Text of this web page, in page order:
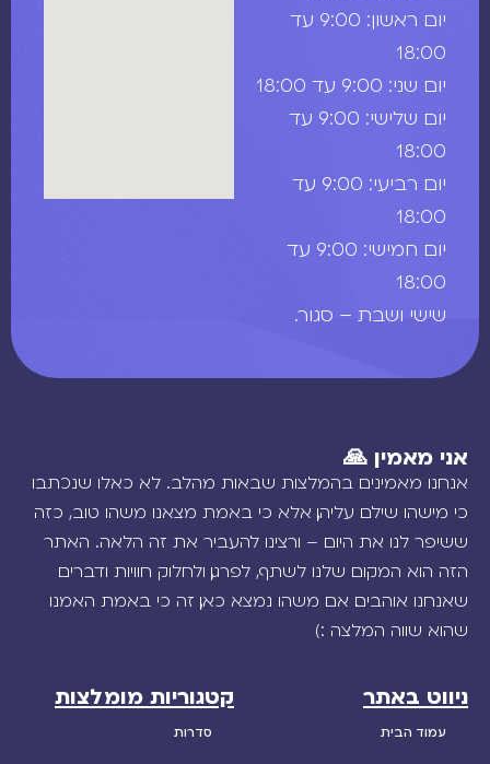
יום ראשון: 9:00 עד
18:00
יום שני: 9:00 עד 18:00
יום שלישי: 9:00 עד
18:00
יום רביעי: 9:00 עד
18:00
יום חמישי: 9:00 עד
18:00
שישי ושבת – סגור.
אני מאמין 🙏
אנחנו מאמינים בהמלצות שבאות מהלב. לא כאלו שנכתבו
כי מישהו שילם עליהן, אלא כי באמת מצאנו משהו טוב, כזה
ששיפר לנו את היום – ורצינו להעביר את זה הלאה. האתר
הזה הוא המקום שלנו לשתף, לפרגן, ולחלוק חוויות ודברים
שאנחנו אוהבים. אם משהו נמצא כאן, זה כי באמת האמנו
שהוא שווה המלצה :)
ניווט באתר
עמוד הבית
קטגוריות מומלצות
סדרות